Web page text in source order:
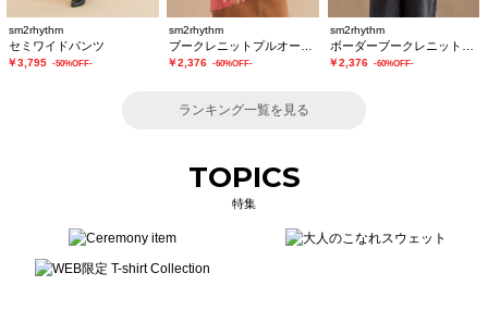
sm2rhythm
セミワイドパンツ
￥3,795 -50%OFF-
sm2rhythm
￥2,376 -60%OFF-
sm2rhythm
￥2,376 -60%OFF-
ランキング一覧を見る
TOPICS
特集